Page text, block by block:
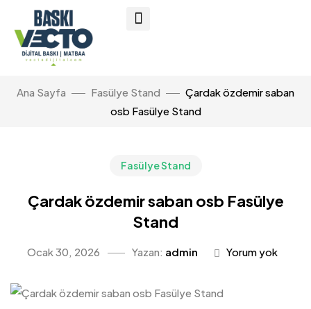
Ana Sayfa Fasülye Stand
Çardak özdemir saban
osb Fasülye Stand
Fasülye Stand
Çardak özdemir saban osb Fasülye
Stand
Ocak 30, 2026 Yazan: admin Yorum yok